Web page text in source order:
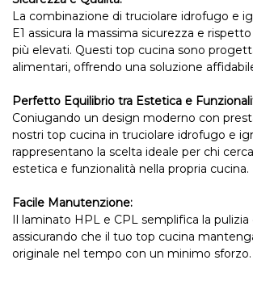
La combinazione di truciolare idrofugo e
E1 assicura la massima sicurezza e
più elevati. Questi top cucina sono
alimentari, offrendo una soluzione
Perfetto Equilibrio tra Estetica e
Coniugando un design moderno con
nostri top cucina in truciolare idrofugo e
rappresentano la scelta ideale per chi
estetica e funzionalità nella propria cucina.
Facile Manutenzione:
Il laminato HPL e CPL semplifica la pulizia
assicurando che il tuo top cucina
originale nel tempo con un minimo sforzo.